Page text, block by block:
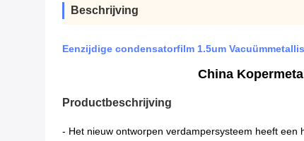
Beschrijving
Eenzijdige condensatorfilm 1.5um
China
Productbeschrijving
- Het nieuw ontworpen verdampersysteem heeft een